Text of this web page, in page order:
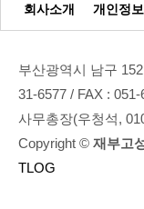
회사소개 개인정
부산광역시 남구
31-6577 / FAX : 051-
사무총장(우청석,
Copyright © 재부고
TLOG